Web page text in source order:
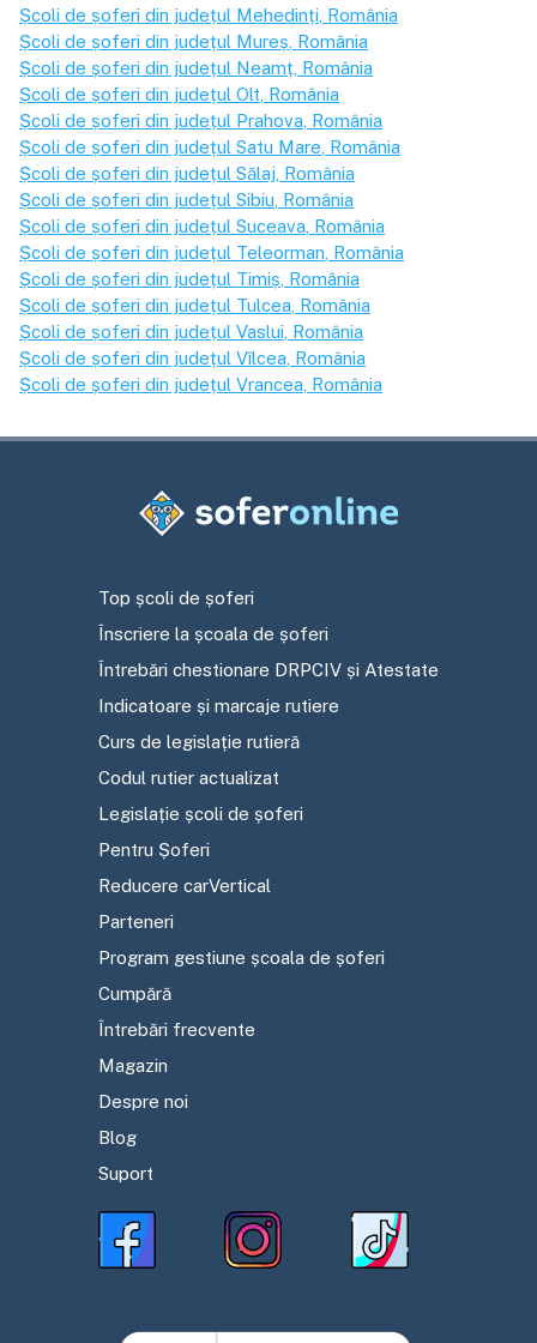
Școli de șoferi din județul Mehedinți , România
Școli de șoferi din județul Mureș , România
Școli de șoferi din județul Neamț , România
Școli de șoferi din județul Olt , România
Școli de șoferi din județul Prahova , România
Școli de șoferi din județul Satu Mare , România
Școli de șoferi din județul Sălaj , România
Școli de șoferi din județul Sibiu , România
Școli de șoferi din județul Suceava , România
Școli de șoferi din județul Teleorman , România
Școli de șoferi din județul Timiș , România
Școli de șoferi din județul Tulcea , România
Școli de șoferi din județul Vaslui , România
Școli de șoferi din județul Vîlcea , România
Școli de șoferi din județul Vrancea , România
Top școli de șoferi
Înscriere la școala de șoferi
Întrebări chestionare DRPCIV și Atestate
Indicatoare și marcaje rutiere
Curs de legislație rutieră
Codul rutier actualizat
Legislație școli de șoferi
Pentru Șoferi
Reducere carVertical
Parteneri
Program gestiune școala de șoferi
Cumpără
Întrebări frecvente
Magazin
Despre noi
Blog
Suport